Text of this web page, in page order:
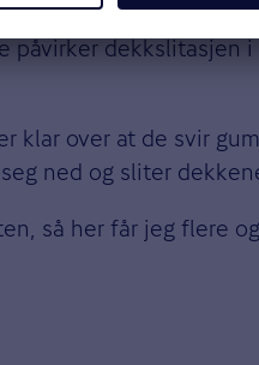
hard eller følsom på
dekkslitasjen
klar over at de svir
ned og sliter
så her får jeg flere